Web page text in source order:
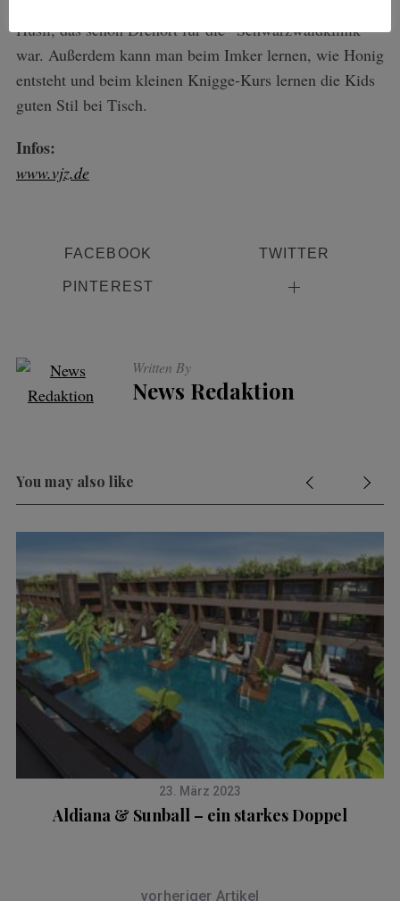
Hüsli, das schon Drehort für die “Schwarzwaldklinik”
war. Außerdem kann man beim Imker lernen, wie Honig
entsteht und beim kleinen Knigge-Kurs lernen die Kids
guten Stil bei Tisch.
Infos:
www.vjz.de
FACEBOOK TWITTER
PINTEREST
Written By
News Redaktion
You may also like
23. März 2023
Aldiana & Sunball – ein starkes Doppel
vorheriger Artikel